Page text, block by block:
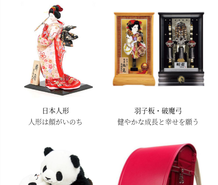
日本人形
人形は顔がいのち
羽子板・破魔弓
健やかな成長と幸せを願う